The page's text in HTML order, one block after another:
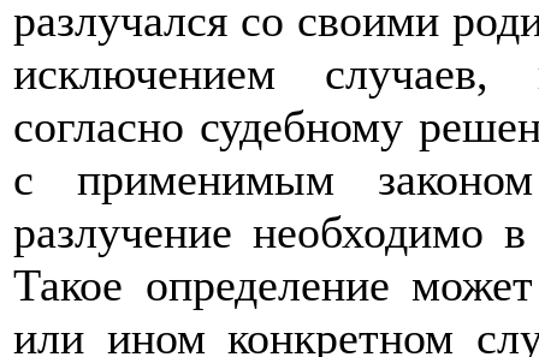
разлучался со своими
исключением случаев,
согласно судебному
с применимым
разлучение необходимо
Такое определение
или ином конкретном